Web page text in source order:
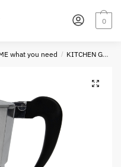
0
what you need / KITCHEN GADGETS - KUCHENNE GADGETY